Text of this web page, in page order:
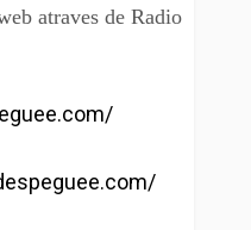
atraves de Radio